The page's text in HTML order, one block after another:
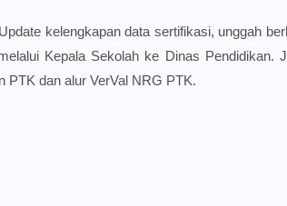
kelengkapan data sertifikasi, unggah
Kepala Sekolah ke Dinas Pendidikan.
PTK dan alur VerVal NRG PTK.